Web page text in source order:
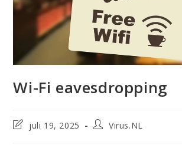
Wi-Fi eavesdropping
Laatstejuli 19, 2025
BerichtVirus.NL